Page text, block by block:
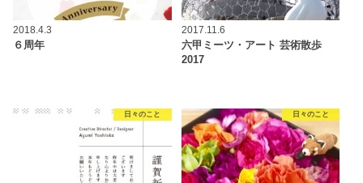
2018.4.3
６周年
2017.11.6
六甲ミーツ・アート 芸術散歩
2017
日々のこと 日々のこと